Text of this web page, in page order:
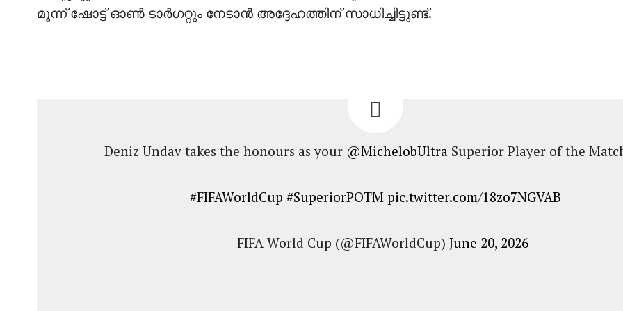
മൂന്ന് ഷോട്ട് ഓൺ ടാർഗറ്റും നേടാൻ അദ്ദേഹത്തിന് സാധിച്ചിട്ടുണ്ട്.
Deniz Undav takes the honours as your @MichelobUltra Superior Player of the
#FIFAWorldCup #SuperiorPOTM pic.twitter.com/18zo7NGVAB
— FIFA World Cup (@FIFAWorldCup) June 20, 2026